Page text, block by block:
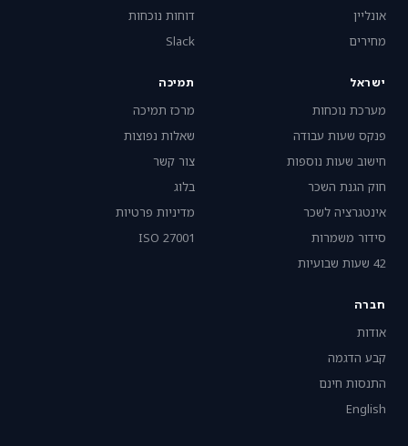
אונליין
מחירים
דוחות נוכחות
Slack
ישראל
מערכת נוכחות
פנקס שעות עבודה
חישוב שעות נוספות
חוק הגנת השכר
אינטגרציה לשכר
סידור משמרות
42 שעות שבועיות
תמיכה
מרכז תמיכה
שאלות נפוצות
צור קשר
בלוג
מדיניות פרטיות
ISO 27001
חברה
אודות
קבע הדגמה
התנסות חינם
English